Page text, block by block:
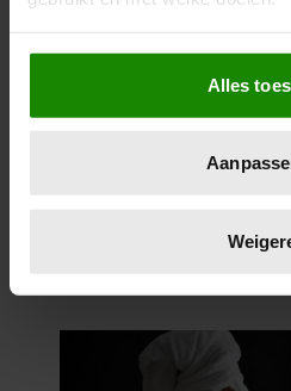
Als u het toestaat, willen we
Informatie verzamelen
locatie, die tot een paar
scannen op specifieke
verwerkt en stel uw voorkeuren
intrekken in de
We gebruiken cookies om
personaliseren, om functies
Alles